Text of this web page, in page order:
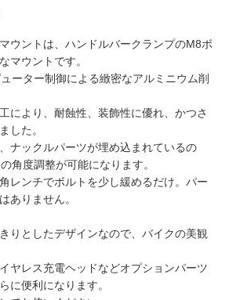
ウントは、ハンドルバークランプのM8ボ
マウントです。
ーター制御による緻密なアルミニウム削
により、耐蝕性、装飾性に優れ、かつさ
した。
ナックルパーツが埋め込まれているの
角度調整が可能になります。
レンチでボルトを少し緩めるだけ。パー
ありません。
りとしたデザインなので、バイクの美観
ヤレス充電ヘッドなどオプションパーツ
に便利になります。